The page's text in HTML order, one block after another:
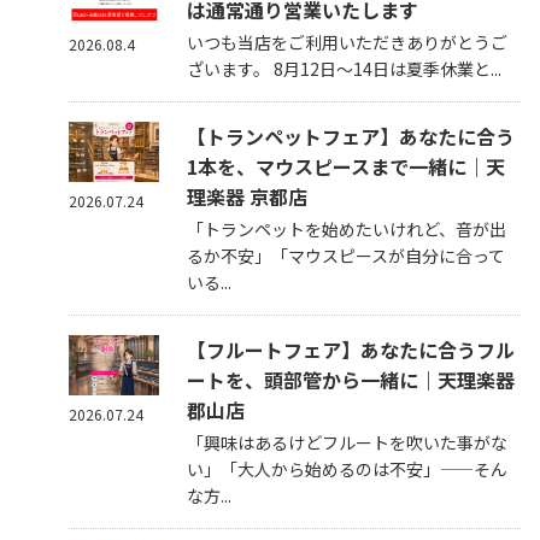
は通常通り営業いたします
いつも当店をご利用いただきありがとうご
ざいます。 8月12日～14日は夏季休業と...
2026.08.4
【トランペットフェア】あなたに合う
1本を、マウスピースまで一緒に｜天
理楽器 京都店
「トランペットを始めたいけれど、音が出
るか不安」「マウスピースが自分に合って
いる...
2026.07.24
【フルートフェア】あなたに合うフル
ートを、頭部管から一緒に｜天理楽器
郡山店
「興味はあるけどフルートを吹いた事がな
い」「大人から始めるのは不安」——そん
な方...
2026.07.24